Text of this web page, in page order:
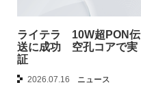
ライテラ 10W超PON伝
送に成功 空孔コアで実
証
2026.07.16 ニュース